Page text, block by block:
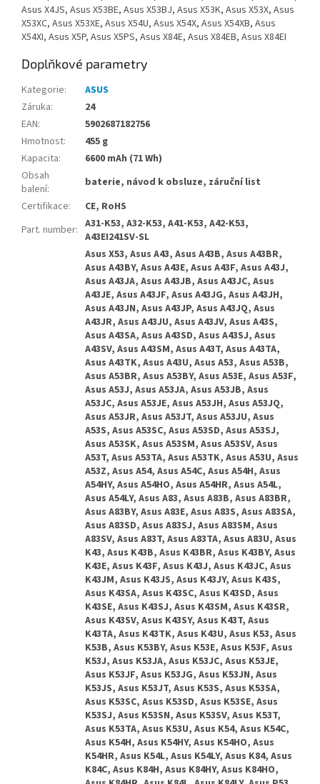
Asus X4JS, Asus X53BE, Asus X53BJ, Asus X53K, Asus X53X, Asus
X53XC, Asus X53XE, Asus X54U, Asus X54X, Asus X54XB, Asus
X54XI, Asus X5P, Asus X5PS, Asus X84E, Asus X84EB, Asus X84EI
Doplňkové parametry
Kategorie:
ASUS
Záruka:
24
EAN:
5902687182756
Hmotnost:
455 g
Kapacita:
6600 mAh (71 Wh)
Obsah
balení:
baterie, návod k obsluze, záruční list
Certifikace:
CE, RoHS
Part. number: A31-K53, A32-K53, A41-K53, A42-K53,
A43EI241SV-SL
Asus X53, Asus A43, Asus A43B, Asus A43BR,
Asus A43BY, Asus A43E, Asus A43F, Asus A43J,
Asus A43JA, Asus A43JB, Asus A43JC, Asus
A43JE, Asus A43JF, Asus A43JG, Asus A43JH,
Asus A43JN, Asus A43JP, Asus A43JQ, Asus
A43JR, Asus A43JU, Asus A43JV, Asus A43S,
Asus A43SA, Asus A43SD, Asus A43SJ, Asus
A43SV, Asus A43SM, Asus A43T, Asus A43TA,
Asus A43TK, Asus A43U, Asus A53, Asus A53B,
Asus A53BR, Asus A53BY, Asus A53E, Asus A53F,
Asus A53J, Asus A53JA, Asus A53JB, Asus
A53JC, Asus A53JE, Asus A53JH, Asus A53JQ,
Asus A53JR, Asus A53JT, Asus A53JU, Asus
A53S, Asus A53SC, Asus A53SD, Asus A53SJ,
Asus A53SK, Asus A53SM, Asus A53SV, Asus
A53T, Asus A53TA, Asus A53TK, Asus A53U, Asus
A53Z, Asus A54, Asus A54C, Asus A54H, Asus
A54HY, Asus A54HO, Asus A54HR, Asus A54L,
Asus A54LY, Asus A83, Asus A83B, Asus A83BR,
Asus A83BY, Asus A83E, Asus A83S, Asus A83SA,
Asus A83SD, Asus A83SJ, Asus A83SM, Asus
A83SV, Asus A83T, Asus A83TA, Asus A83U, Asus
K43, Asus K43B, Asus K43BR, Asus K43BY, Asus
K43E, Asus K43F, Asus K43J, Asus K43JC, Asus
K43JM, Asus K43JS, Asus K43JY, Asus K43S,
Asus K43SA, Asus K43SC, Asus K43SD, Asus
K43SE, Asus K43SJ, Asus K43SM, Asus K43SR,
Asus K43SV, Asus K43SY, Asus K43T, Asus
K43TA, Asus K43TK, Asus K43U, Asus K53, Asus
K53B, Asus K53BY, Asus K53E, Asus K53F, Asus
K53J, Asus K53JA, Asus K53JC, Asus K53JE,
Asus K53JF, Asus K53JG, Asus K53JN, Asus
K53JS, Asus K53JT, Asus K53S, Asus K53SA,
Asus K53SC, Asus K53SD, Asus K53SE, Asus
K53SJ, Asus K53SN, Asus K53SV, Asus K53T,
Asus K53TA, Asus K53U, Asus K54, Asus K54C,
Asus K54H, Asus K54HY, Asus K54HO, Asus
K54HR, Asus K54L, Asus K54LY, Asus K84, Asus
K84C, Asus K84H, Asus K84HY, Asus K84HO,